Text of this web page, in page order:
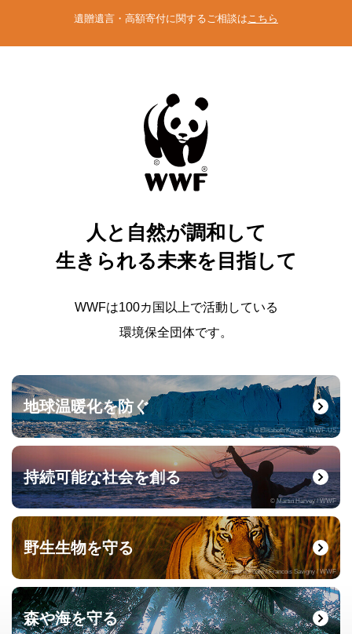
遺贈遺言・高額寄付に関するご相談は こちら
人と自然が調和して
生きられる未来を目指して
WWFは100カ国以上で活動している
環境保全団体です。
地球温暖化を防ぐ
© Elisabeth Kruger / WWF-US
持続可能な社会を創る
© Martin Harvey / WWF
野生生物を守る
© naturepl.com / Francois Savigny / WWF
森や海を守る